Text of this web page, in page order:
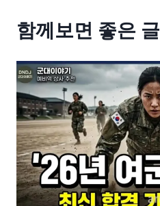
함께보면 좋은 글